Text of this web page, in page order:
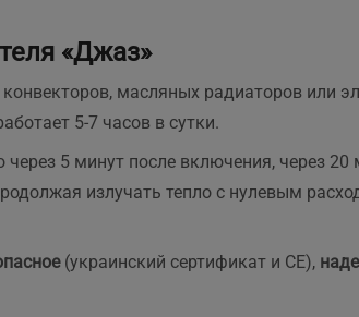
«Джаз»
масляных радиаторов или
5-7 часов в сутки.
через 5 минут после включения, через
излучать тепло с нулевым
(украинский сертификат и СЕ),